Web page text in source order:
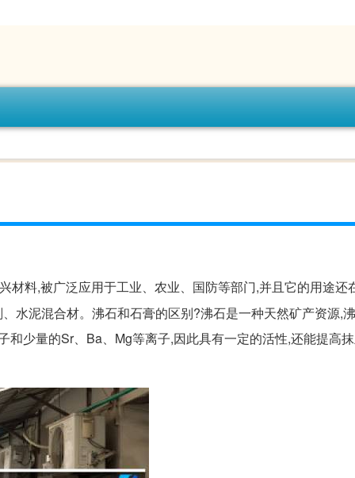
材料,被广泛应用于工业、农业、国防等部门,并且它的用途还
水泥混合材。沸石和石膏的区别?沸石是一种天然矿产资源,
少量的Sr、Ba、Mg等离子,因此具有一定的活性,还能提高